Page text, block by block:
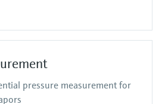
pressure measurement for